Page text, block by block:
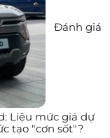
Đánh giá
Liệu mức giá dự
tạo "cơn sốt"?